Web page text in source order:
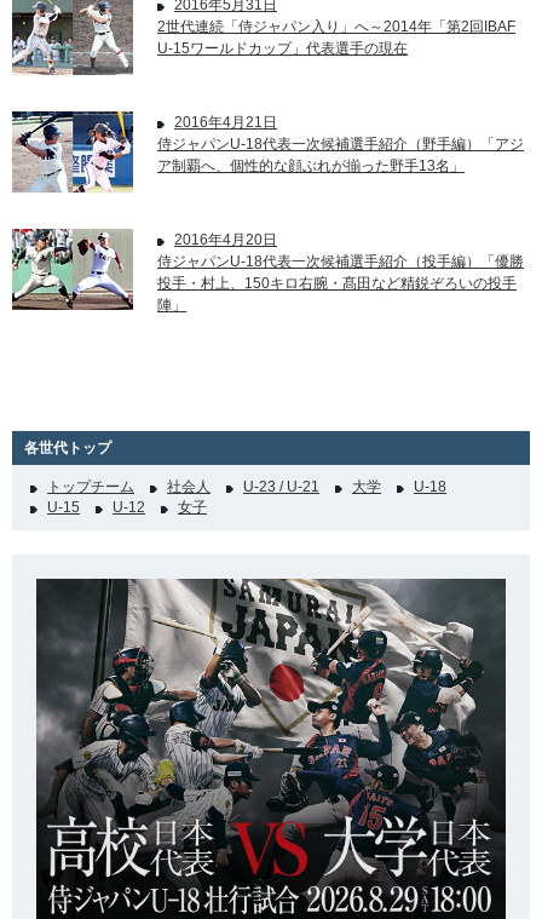
2016年5月31日
2世代連続「侍ジャパン入り」へ～2014年「第2回IBAF
U-15ワールドカップ」代表選手の現在
2016年4月21日
侍ジャパンU-18代表一次候補選手紹介（野手編）「アジ
ア制覇へ、個性的な顔ぶれが揃った野手13名」
2016年4月20日
侍ジャパンU-18代表一次候補選手紹介（投手編）「優勝
投手・村上、150キロ右腕・髙田など精鋭ぞろいの投手
陣」
各世代トップ
トップチーム 社会人 U-23 / U-21 大学
U-18
U-15
U-12 女子